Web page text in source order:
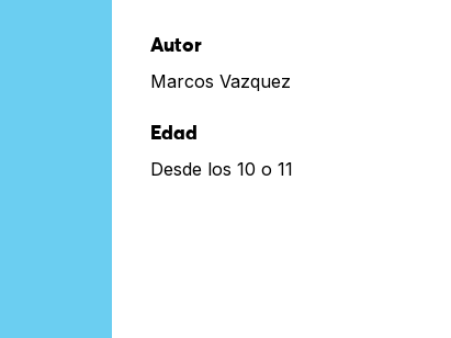
Autor
Marcos Vazquez
Edad
Desde los 10 o 11